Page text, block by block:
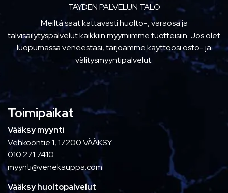
TÄYDEN PALVELUN TALO
Meiltä saat kattavasti huolto-, varaosa ja
talvisäilytyspalvelut kaikkiin myymiimme tuotteisiin. Jos olet
luopumassa veneestäsi, tarjoamme käyttöösi osto- ja
välitysmyyntipalvelut.
Toimipaikat
Vääksy myynti
Vehkoontie 1, 17200 VÄÄKSY
010 271 7410
myynti@venekauppa.com
Vääksy huoltopalvelut